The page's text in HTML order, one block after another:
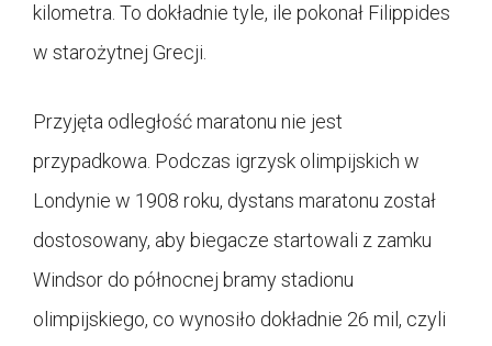
kilometra. To dokładnie tyle, ile pokonał Filippides
w starożytnej Grecji.
Przyjęta odległość maratonu nie jest
przypadkowa. Podczas igrzysk olimpijskich w
Londynie w 1908 roku, dystans maratonu został
dostosowany, aby biegacze startowali z zamku
Windsor do północnej bramy stadionu
olimpijskiego, co wynosiło dokładnie 26 mil, czyli